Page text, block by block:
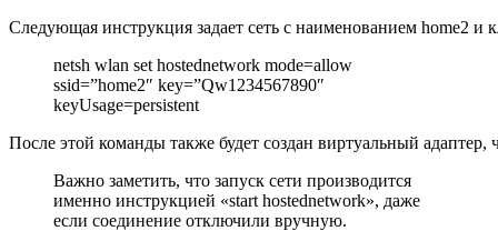
Следующая инструкция задает сеть с наименованием home2 и
netsh wlan set hostednetwork mode=allow
ssid=”home2″ key=”Qw1234567890″
keyUsage=persistent
После этой команды также будет создан виртуальный адаптер,
Важно заметить, что запуск сети производится
именно инструкцией «start hostednetwork», даже
если соединение отключили вручную.